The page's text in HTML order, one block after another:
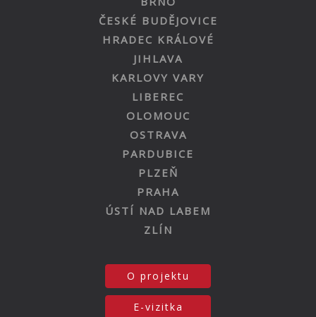
ČESKÉ BUDĚJOVICE
HRADEC KRÁLOVÉ
JIHLAVA
KARLOVY VARY
LIBEREC
OLOMOUC
OSTRAVA
PARDUBICE
PLZEŇ
PRAHA
ÚSTÍ NAD LABEM
ZLÍN
O projektu
E-vizitka